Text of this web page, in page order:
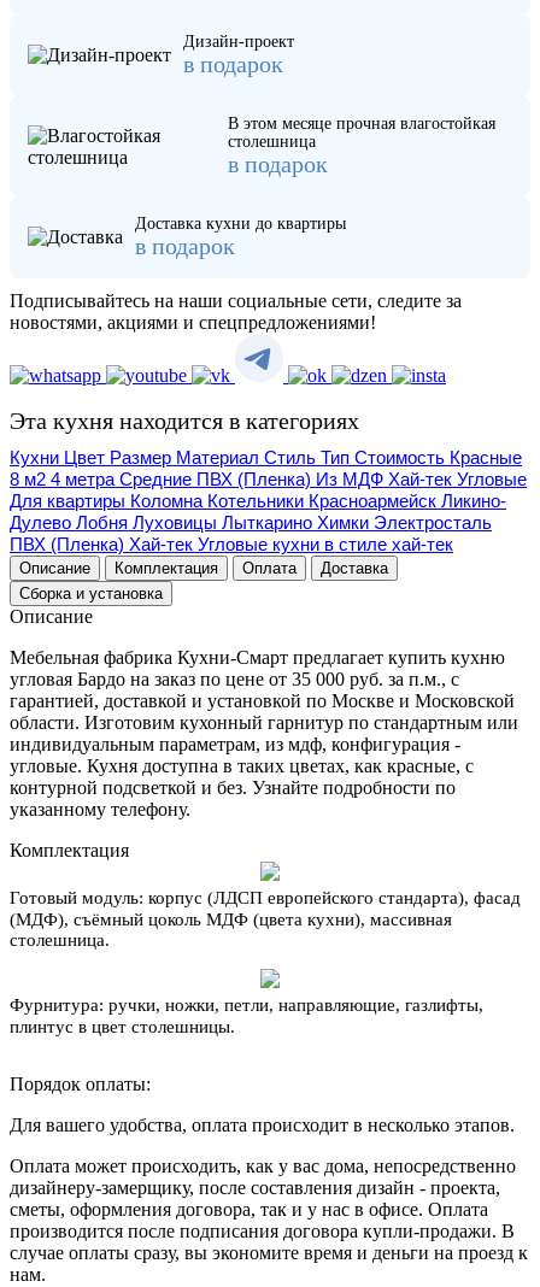
Дизайн-проект
в подарок
В этом месяце прочная влагостойкая
столешница
в подарок
Доставка кухни до квартиры
в подарок
Подписывайтесь на наши социальные сети, следите за
новостями, акциями и спецпредложениями!
Эта кухня находится в категориях
Кухни Цвет Размер Материал Стиль Тип Стоимость Красные
8 м2 4 метра Средние ПВХ (Пленка) Из МДФ Хай-тек Угловые
Для квартиры Коломна Котельники Красноармейск Ликино-
Дулево Лобня Луховицы Лыткарино Химки Электросталь
ПВХ (Пленка) Хай-тек Угловые кухни в стиле хай-тек
Описание Комплектация Оплата
Доставка
Сборка и установка
Описание
Мебельная фабрика Кухни-Смарт предлагает купить кухню
угловая Бардо на заказ по цене от 35 000 руб. за п.м., с
гарантией, доставкой и установкой по Москве и Московской
области. Изготовим кухонный гарнитур по стандартным или
индивидуальным параметрам, из мдф, конфигурация -
угловые. Кухня доступна в таких цветах, как красные, с
контурной подсветкой и без. Узнайте подробности по
указанному телефону.
Комплектация
Готовый модуль: корпус (ЛДСП европейского стандарта), фасад
(МДФ), съёмный цоколь МДФ (цвета кухни), массивная
столешница.
Фурнитура: ручки, ножки, петли, направляющие, газлифты,
плинтус в цвет столешницы.
Порядок оплаты:
Для вашего удобства, оплата происходит в несколько этапов.
Оплата может происходить, как у вас дома, непосредственно
дизайнеру-замерщику, после составления дизайн - проекта,
сметы, оформления договора, так и у нас в офисе. Оплата
производится после подписания договора купли-продажи. В
случае оплаты сразу, вы экономите время и деньги на проезд к
нам.